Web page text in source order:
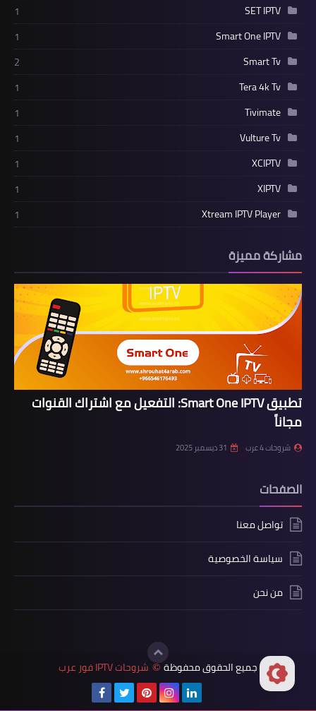
SET IPTV
1
Smart One IPTV
1
Smart Tv
2
Tera 4k Tv
1
Tivimate
1
Vulture Tv
1
XCIPTV
1
XIPTV
1
Xtream IPTV Player
1
مشاركة مميزة
تطبيق Smart One IPTV: التفعيل مع اشتراك القنوات
مجاناً
شروحات 4 عرب 31 ديسمبر 2025
الصفحات
تواصل معنا
سياسة الخصوصية
من نحن
جميع الحقوق محفوظة © شروحات IPTV فور عرب